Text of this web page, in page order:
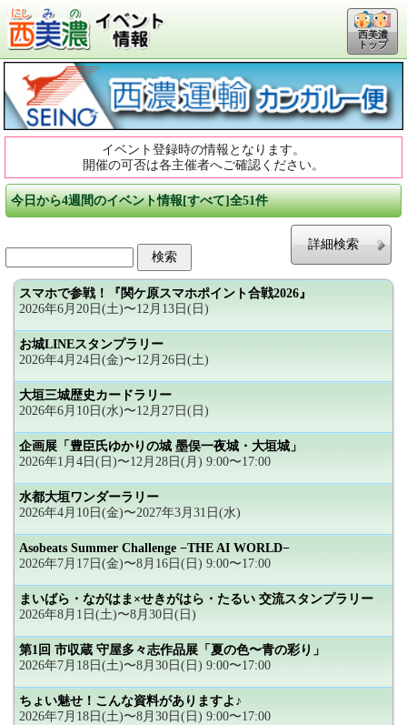
西美濃
トップ
イベント登録時の情報となります。
開催の可否は各主催者へご確認ください。
今日から4週間のイベント情報[すべて]全51件
詳細検索
スマホで参戦！『関ケ原スマホポイント合戦2026』
2026年6月20日(土)〜12月13日(日)
お城LINEスタンプラリー
2026年4月24日(金)〜12月26日(土)
大垣三城歴史カードラリー
2026年6月10日(水)〜12月27日(日)
企画展「豊臣氏ゆかりの城 墨俣一夜城・大垣城」
2026年1月4日(日)〜12月28日(月) 9:00〜17:00
水都大垣ワンダーラリー
2026年4月10日(金)〜2027年3月31日(水)
Asobeats Summer Challenge −THE AI WORLD−
2026年7月17日(金)〜8月16日(日) 9:00〜17:00
まいばら・ながはま×せきがはら・たるい 交流スタンプラリー
2026年8月1日(土)〜8月30日(日)
第1回 市収蔵 守屋多々志作品展「夏の色〜青の彩り」
2026年7月18日(土)〜8月30日(日) 9:00〜17:00
ちょい魅せ！こんな資料がありますよ♪
2026年7月18日(土)〜8月30日(日) 9:00〜17:00